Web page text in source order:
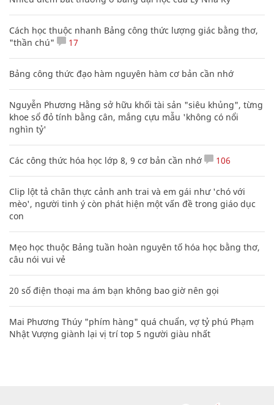
Cách học thuộc nhanh Bảng công thức lượng giác bằng thơ,
"thần chú"
17
Bảng công thức đạo hàm nguyên hàm cơ bản cần nhớ
Nguyễn Phương Hằng sở hữu khối tài sản "siêu khủng", từng
khoe sổ đỏ tính bằng cân, mắng cựu mẫu 'không có nổi
nghìn tỷ'
Các công thức hóa học lớp 8, 9 cơ bản cần nhớ 106
Clip lột tả chân thực cảnh anh trai và em gái như 'chó với
mèo', người tinh ý còn phát hiện một vấn đề trong giáo dục
con
Mẹo học thuộc Bảng tuần hoàn nguyên tố hóa học bằng thơ,
câu nói vui vẻ
20 số điện thoại ma ám bạn không bao giờ nên gọi
Mai Phương Thúy "phím hàng" quá chuẩn, vợ tỷ phú Phạm
Nhật Vượng giành lại vị trí top 5 người giàu nhất